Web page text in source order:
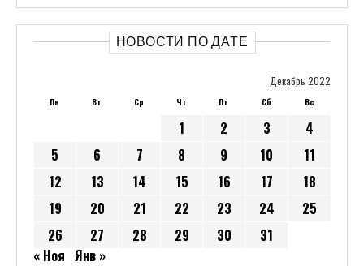
НОВОСТИ ПО ДАТЕ
Декабрь 2022
Пн Вт Ср Чт Пт Сб Вс
1 2 3
4
5
6 7 8 9 10
11
12
13 14 15 16 17
18
19
20 21 22 23 24
25
26
27 28 29 30
31
« Ноя Янв »